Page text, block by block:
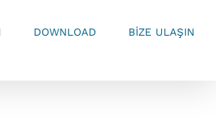
DOWNLOAD BİZE ULAŞIN